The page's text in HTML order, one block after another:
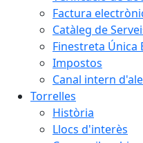
Factura
Catàleg de
Finestreta Única
Impostos
Canal intern
Torrelles
Història
Llocs d'interès